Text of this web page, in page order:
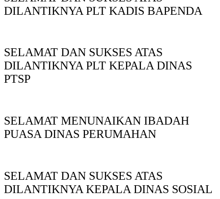
DILANTIKNYA PLT KADIS BAPENDA
SELAMAT DAN SUKSES ATAS
DILANTIKNYA PLT KEPALA DINAS
PTSP
SELAMAT MENUNAIKAN IBADAH
PUASA DINAS PERUMAHAN
SELAMAT DAN SUKSES ATAS
DILANTIKNYA KEPALA DINAS SOSIAL